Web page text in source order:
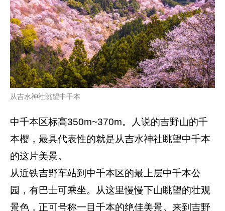
从吉水神社眺望中千本
中千本区标高350m~370m。人说的吉野山的千
本樱，最具代表性的就是从吉水神社眺望中千本
的这片美景。
从近铁吉野车站到中千本区的最上层中千本公
园，有巴士可乘坐。从这里慢慢下山眺望的壮观
景色，正可号称一目千本的绝佳美景。来到吉野